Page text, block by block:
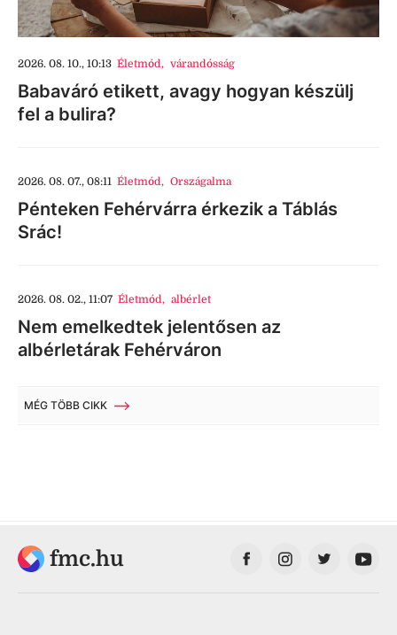
2026. 08. 10., 10:13 Életmód, várandósság
Babaváró etikett, avagy hogyan készülj
fel a bulira?
2026. 08. 07., 08:11 Életmód, Országalma
Pénteken Fehérvárra érkezik a Táblás
Srác!
2026. 08. 02., 11:07 Életmód, albérlet
Nem emelkedtek jelentősen az
albérletárak Fehérváron
MÉG TÖBB CIKK
fmc.hu